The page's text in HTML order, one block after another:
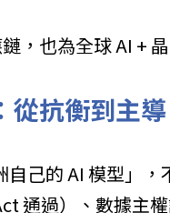
，也為全球 AI +
從抗衡到主導
己的 AI 模型」
通過）、數據主